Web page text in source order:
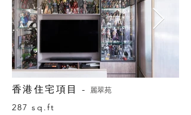
香港住宅項目 - 麗翠苑
287 sq.ft